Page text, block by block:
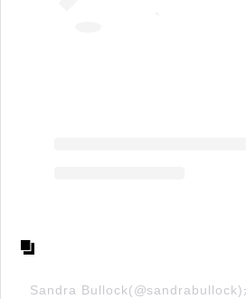
Sandra Bullock(@sandrabullock)